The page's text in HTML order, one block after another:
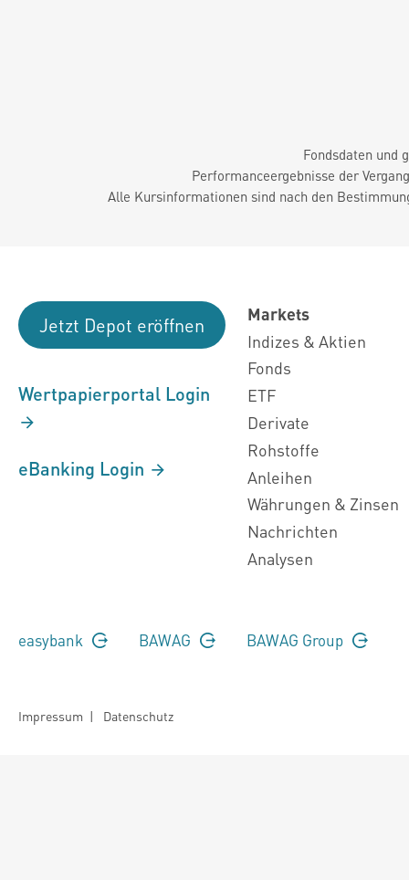
Fondsdaten und
Performanceergebnisse der
Alle Kursinformationen sind nach den
Jetzt Depot eröffnen
Wertpapierportal Login
eBanking Login
Markets
Indizes & Aktien
Fonds
ETF
Derivate
Rohstoffe
Anleihen
Währungen & Zinsen
Nachrichten
Analysen
easybank BAWAG BAWAG Group
Impressum | Datenschutz